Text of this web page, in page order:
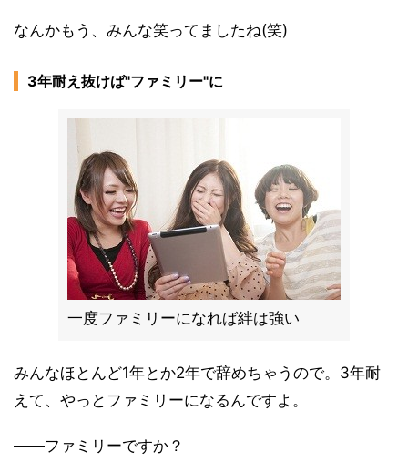
なんかもう、みんな笑ってましたね(笑)
3年耐え抜けば"ファミリー"に
一度ファミリーになれば絆は強い
みんなほとんど1年とか2年で辞めちゃうので。3年耐
えて、やっとファミリーになるんですよ。
――ファミリーですか？